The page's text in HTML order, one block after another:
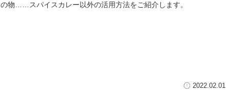
の物……スパイスカレー以外の活用方法をご紹介します。
2022.02.01